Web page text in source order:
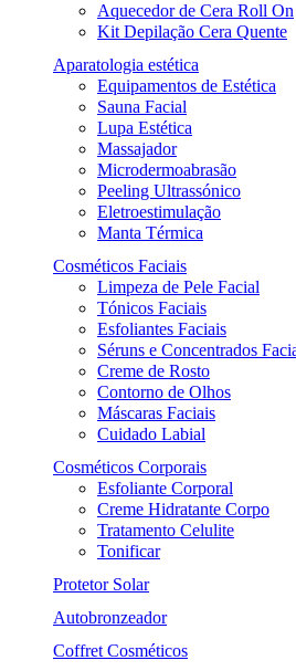
Aquecedor de Cera Roll On
Kit Depilação Cera Quente
Aparatologia estética
Equipamentos de Estética
Sauna Facial
Lupa Estética
Massajador
Microdermoabrasão
Peeling Ultrassónico
Eletroestimulação
Manta Térmica
Cosméticos Faciais
Limpeza de Pele Facial
Tónicos Faciais
Esfoliantes Faciais
Séruns e Concentrados
Creme de Rosto
Contorno de Olhos
Máscaras Faciais
Cuidado Labial
Cosméticos Corporais
Esfoliante Corporal
Creme Hidratante Corpo
Tratamento Celulite
Tonificar
Protetor Solar
Autobronzeador
Coffret Cosméticos